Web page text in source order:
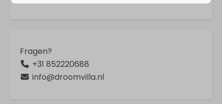
Beach
Einrichtungen
Outdoor-Fitnessgeräte
Playground
Fragen?
+31 852220688
info@droomvilla.nl